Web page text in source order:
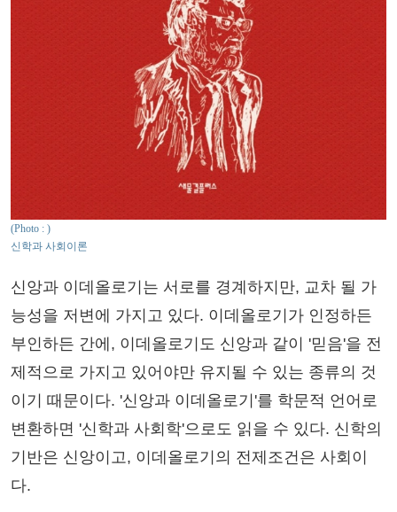
(Photo : )
신학과 사회이론
신앙과 이데올로기는 서로를 경계하지만, 교차 될 가
능성을 저변에 가지고 있다. 이데올로기가 인정하든
부인하든 간에, 이데올로기도 신앙과 같이 '믿음'을 전
제적으로 가지고 있어야만 유지될 수 있는 종류의 것
이기 때문이다. '신앙과 이데올로기'를 학문적 언어로
변환하면 '신학과 사회학'으로도 읽을 수 있다. 신학의
기반은 신앙이고, 이데올로기의 전제조건은 사회이
다.